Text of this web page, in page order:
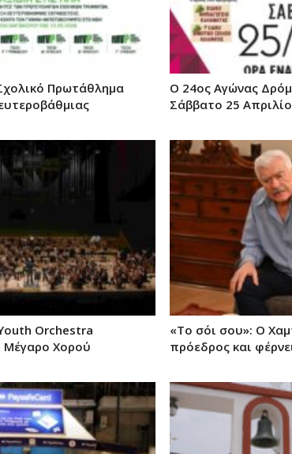
Πρωτάθλημα
O 24ος Αγώνας
Σάββατο 25
Orchestra
Μέγαρο Χορού
«Το σόι σου»: Ο
πρόεδρος και